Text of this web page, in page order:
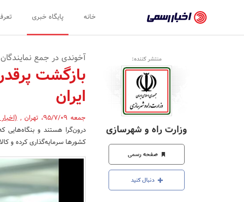
رسمی
-
اخبار
تایید
شده
شرکت‌ها،
سازمان‌ها
و
روابط
عمومی‌ها
خانه پایگاه خبری
منتشر کننده:
وزارت راه و شهرسازی
صفحه رسمی
دنبال کنید
آخوندی در جمع نمایندگان
بازگشت
ایران
جمعه 95/7/09 ، تهران ,
درون‌گرا هستند و بنگاه‌هایی
کشورها سرمایه‌گذاری کرده و